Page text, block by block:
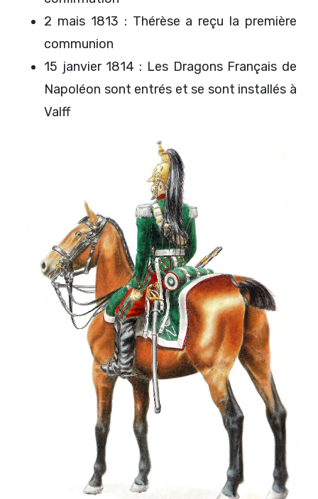
2 mais 1813 : Thérèse a reçu la première
communion
15 janvier 1814 : Les Dragons Français de
Napoléon sont entrés et se sont installés à
Valff